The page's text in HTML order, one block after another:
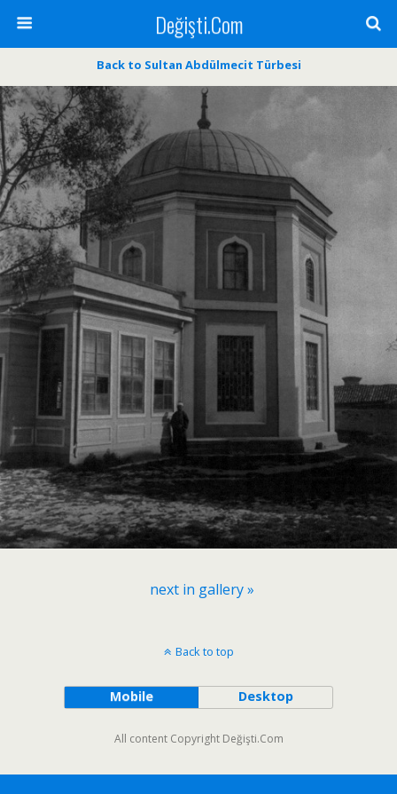
Değişti.Com
Back to Sultan Abdülmecit Türbesi
next in gallery »
Back to top
Mobile Desktop
All content Copyright Değişti.Com